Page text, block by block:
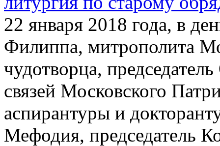
22 января 2018 года, в
Филиппа, митрополита
чудотворца,
связей Московского
аспирантуры и
Мефодия, председатель